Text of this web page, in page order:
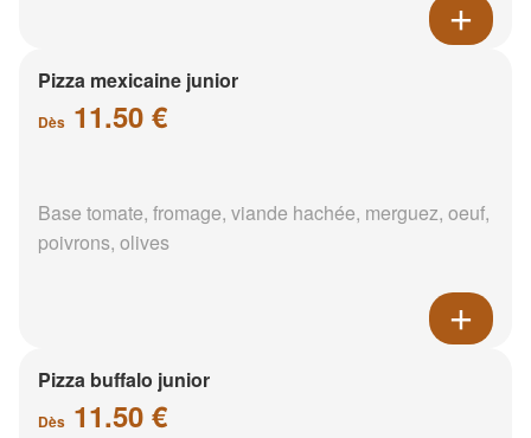
Pizza mexicaine junior
Dès 11.50 €
Base tomate, fromage, viande hachée, merguez, oeuf,
poivrons, olives
Pizza buffalo junior
Dès 11.50 €